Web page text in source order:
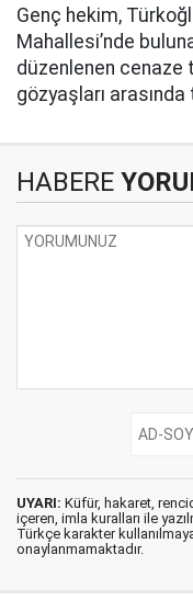
Genç hekim,
Mahallesi’nde
düzenlenen cenaze
gözyaşları
HABERE
UYARI: Küfür, hakaret,
içeren, imla kuralları ile
Türkçe karakter
onaylanmamaktadır.